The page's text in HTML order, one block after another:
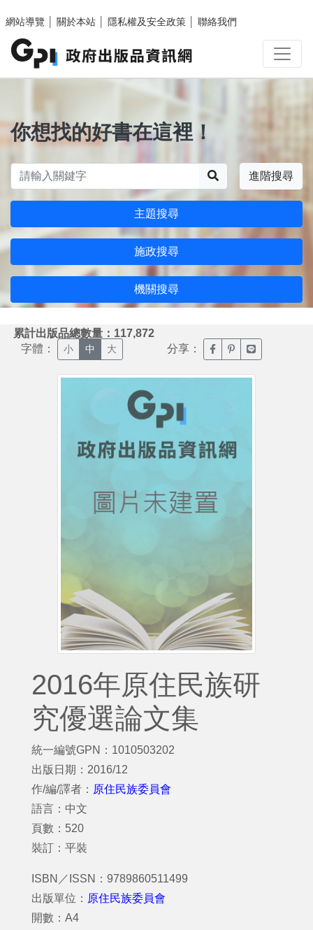
網站導覽
關於本站 隱私權及安全政策 聯絡我們
你想找的好書在這裡！
進階搜尋
主題搜尋
施政搜尋
機關搜尋
累計出版品總數量：117,872
字體： 小 中 大 分享： 臉書分享(另開新視窗)
噗浪分享(另開新
Line分享(另
2016年原住民族研
究優選論文集
統一編號GPN：1010503202
出版日期：2016/12
作/編/譯者： 原住民族委員會
語言：中文
頁數：520
裝訂：平裝
ISBN／ISSN：9789860511499
出版單位： 原住民族委員會
開數：A4